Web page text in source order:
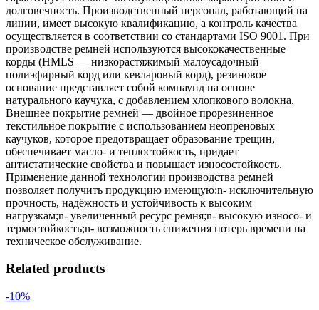
долговечность. Производственный персонал, работающий на
линии, имеет высокую квалификацию, а контроль качества
осуществляется в соответствии со стандартами ISO 9001. При
производстве ремней используются высококачественные
корды (HMLS — низкорастяжимый малоусадочный
полиэфирный корд или кевларовый корд), резиновое
основание представляет собой компаунд на основе
натурального каучука, с добавлением хлопкового волокна.
Внешнее покрытие ремней — двойное прорезиненное
текстильное покрытие с использованием неопреновых
каучуков, которое предотвращает образование трещин,
обеспечивает масло- и теплостойкость, придает
антистатические свойства и повышает износостойкость.
Применение данной технологии производства ремней
позволяет получить продукцию имеющую:n- исключительную
прочность, надёжность и устойчивость к высоким
нагрузкам;n- увеличенный ресурс ремня;n- высокую износо- и
термостойкость;n- возможность снижения потерь времени на
техническое обслуживание.
Related products
-10%